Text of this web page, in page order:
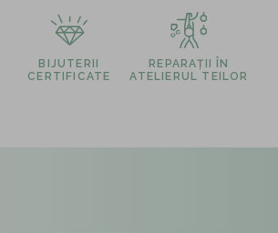
BIJUTERII
CERTIFICATE
REPARAȚII ÎN
ATELIERUL TEILOR